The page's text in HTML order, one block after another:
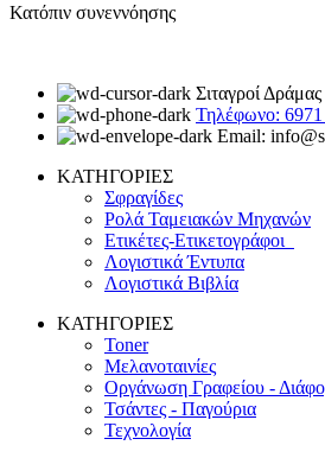
Κατόπιν συνεννόησης
Σιταγροί Δράμας
Τηλέφωνο:
Email:
ΚΑΤΗΓΟΡΙΕΣ
Σφραγίδες
Ρολά Ταμειακών Μηχανών
Ετικέτες-Ετικετογράφοι
Λογιστικά Έντυπα
Λογιστικά Βιβλία
ΚΑΤΗΓΟΡΙΕΣ
Toner
Μελανοταινίες
Οργάνωση Γραφείου -
Τσάντες - Παγούρια
Τεχνολογία